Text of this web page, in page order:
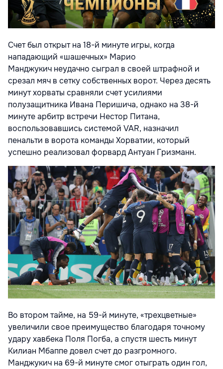
Счет был открыт на 18-й минуте игры, когда
нападающий «шашечных» Марио
Манджукич неудачно сыграл в своей штрафной и
срезал мяч в сетку собственных ворот. Через десять
минут хорваты сравняли счет усилиями
полузащитника Ивана Перишича, однако на 38-й
минуте арбитр встречи Нестор Питана,
воспользовавшись системой VAR, назначил
пенальти в ворота команды Хорватии, который
успешно реализовал форвард Антуан Гризманн.
Во втором тайме, на 59-й минуте, «трехцветные»
увеличили свое преимущество благодаря точному
удару хавбека Поля Погба, а спустя шесть минут
Килиан Мбаппе довел счет до разгромного.
Манджукич на 69-й минуте смог отыграть один гол,